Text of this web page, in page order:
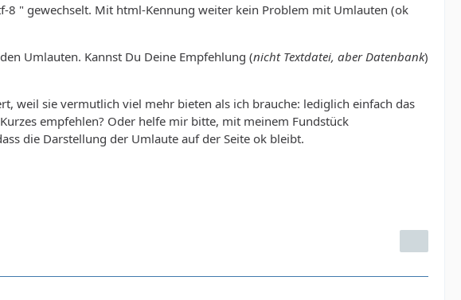
8 " gewechselt. Mit html-Kennung weiter kein Problem mit Umlauten (ok
Umlauten. Kannst Du Deine Empfehlung (nicht Textdatei, aber Datenbank)
weil sie vermutlich viel mehr bieten als ich brauche: lediglich einfach das
empfehlen? Oder helfe mir bitte, mit meinem Fundstück
die Darstellung der Umlaute auf der Seite ok bleibt.